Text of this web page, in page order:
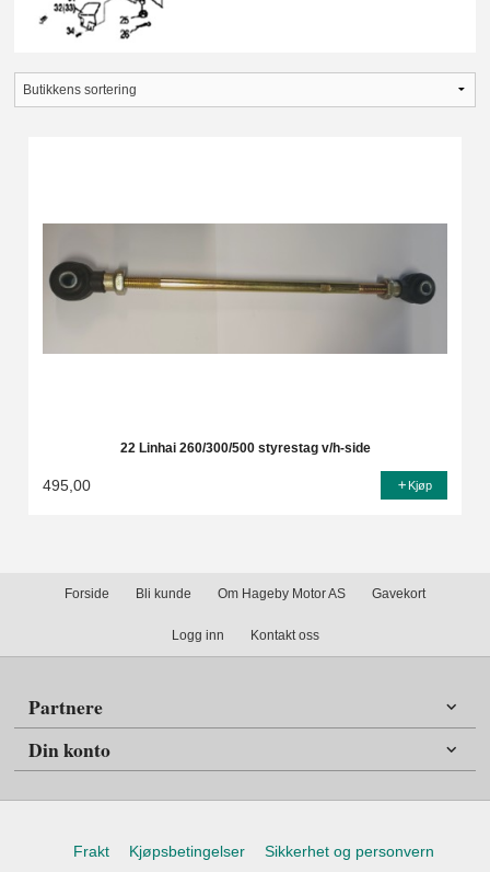
22 Linhai 260/300/500 styrestag v/h-side
495,00 Kjøp
Forside Bli kunde Om Hageby Motor AS Gavekort
Logg inn Kontakt oss
Partnere
Din konto
Frakt Kjøpsbetingelser Sikkerhet og personvern